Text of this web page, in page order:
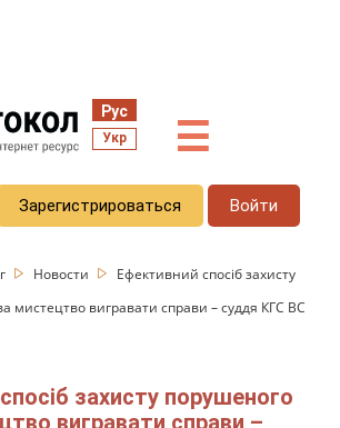
Рус
Укр ☰
Зарегистрироваться Войти
Новости
Ефективний спосіб захисту
мистецтво вигравати справи – суддя КГС ВС
захисту порушеного
вигравати справи –